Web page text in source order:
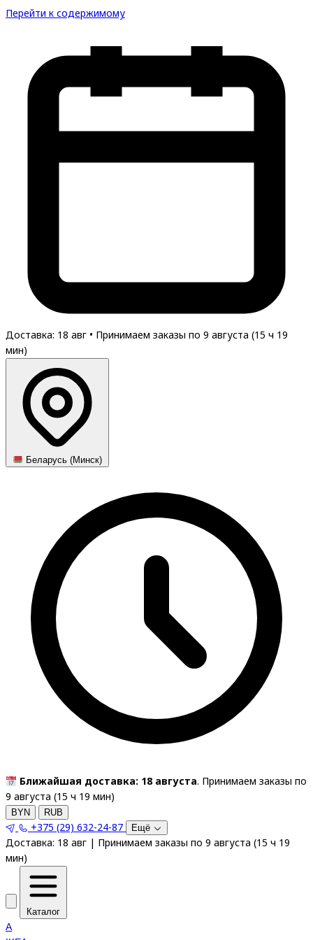
Перейти к содержимому
Доставка: 18 авг • Принимаем заказы по 9 августа (15 ч 19
мин)
Беларусь (Минск)
Ближайшая доставка: 18 августа. Принимаем заказы по
9 августа (15 ч 19 мин)
BYN RUB
+375 (29) 632-24-87 Ещё
Доставка: 18 авг | Принимаем заказы по 9 августа (15 ч 19
мин)
Каталог
A